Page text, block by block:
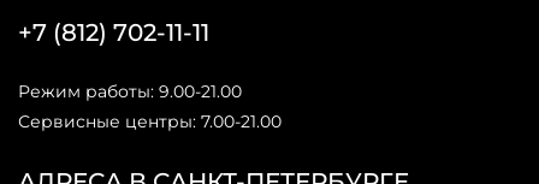
+7 (812) 702-11-11
Режим работы: 9.00-21.00
Сервисные центры: 7.00-21.00